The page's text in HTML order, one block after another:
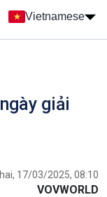
Vietnamese
giải
17/03/2025, 08:10
VOVWORLD